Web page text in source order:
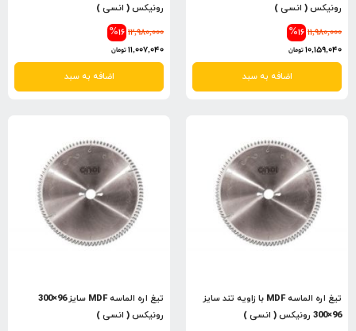
رونیکس ( انسی )
%16 11,980,000
10,159,040تومان
اضافه به سبد
رونیکس ( انسی )
%16 12,980,000
11,007,040تومان
اضافه به سبد
تیغ اره الماسه MDF با زاویه تند سایز
96×300 رونیکس ( انسی )
تیغ اره الماسه MDF سایز 96×300
رونیکس ( انسی )